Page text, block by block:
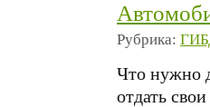
Рубрика:
Что нужно
отдать